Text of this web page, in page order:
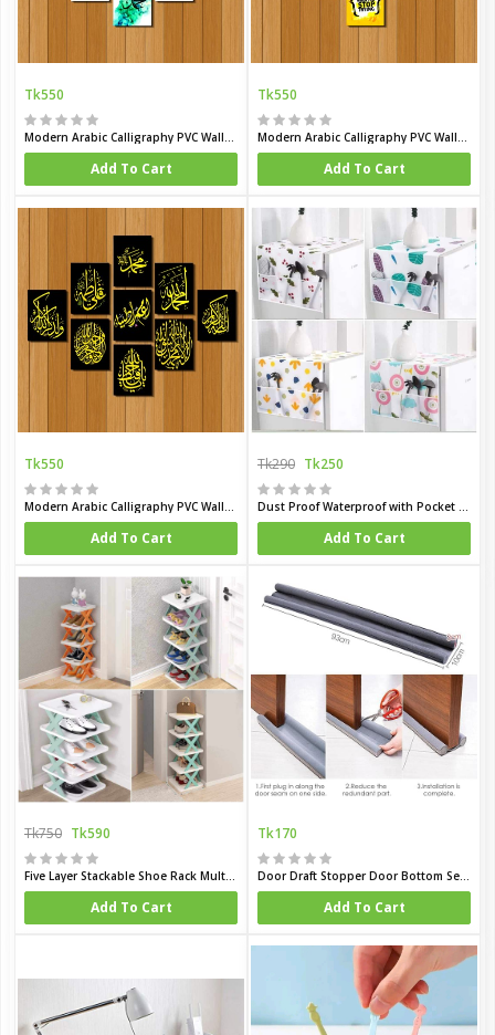
Tk550
Modern Arabic Calligraphy PVC Wallboard Set
Add To Cart
Tk550
Modern Arabic Calligraphy PVC Wallboard Set
Add To Cart
Tk550
Modern Arabic Calligraphy PVC Wallboard Set
Add To Cart
Tk290 Tk250
Dust Proof Waterproof with Pocket Home Freezer Overlay Dust Cover Household Refrigerator Top Cover
Add To Cart
Tk750 Tk590
Five Layer Stackable Shoe Rack Multi tier Shoe Organizer Shelf
Add To Cart
Tk170
Door Draft Stopper Door Bottom Sealing Strip Sound Proof Under Door Draught Excluder Double Seal Filling Protector and Noise Protection Insulating Cold Air Stopper
Add To Cart